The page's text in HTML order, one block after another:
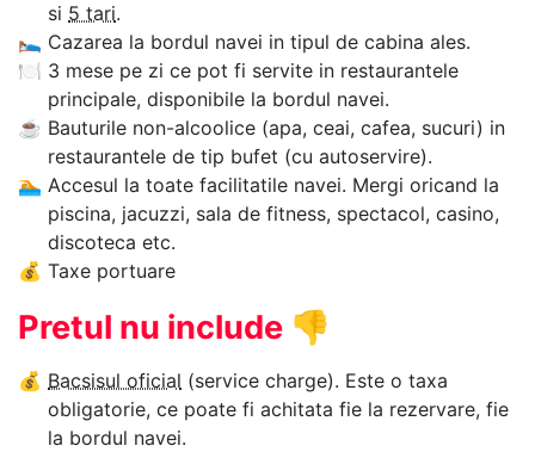
si 5 tari.
🛌 Cazarea la bordul navei in tipul de cabina ales.
🍽 3 mese pe zi ce pot fi servite in restaurantele
principale, disponibile la bordul navei.
☕ Bauturile non-alcoolice (apa, ceai, cafea, sucuri) in
restaurantele de tip bufet (cu autoservire).
🏊‍ Accesul la toate facilitatile navei. Mergi oricand la
piscina, jacuzzi, sala de fitness, spectacol, casino,
discoteca etc.
💰 Taxe portuare
Pretul nu include 👎
💰 Bacsisul oficial (service charge). Este o taxa
obligatorie, ce poate fi achitata fie la rezervare, fie
la bordul navei.